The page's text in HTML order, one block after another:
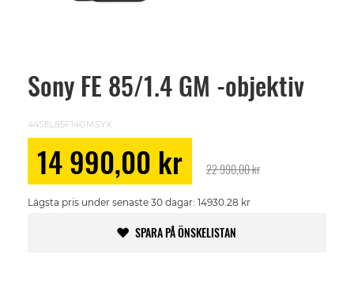
Sony FE 85/1.4 GM -objektiv
44SEL85F14GMSYX
Price
14 990,00 kr 22 990,00 kr
Lägsta pris under senaste 30 dagar: 14930.28 kr
SPARA PÅ ÖNSKELISTAN
Skip
images